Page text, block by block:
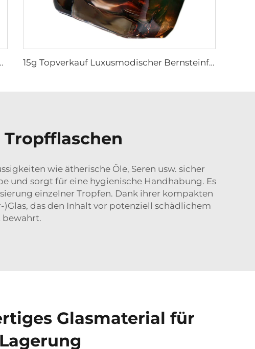
Glasflaschen Gesichtscreme Dosen Set 15g Topverkauf Luxusmodischer Bernsteinfarbener Quadrat-Augen-Cremetiegel neuer Stil Kosmetikverpackung Glasflasche
wie ätherische Öle, Seren usw. sicher
und sorgt für eine hygienische Handhabung. Es
einzelner Tropfen. Dank ihrer kompakten
das den Inhalt vor potenziell schädlichem
bewahrt.
Glasmaterial für